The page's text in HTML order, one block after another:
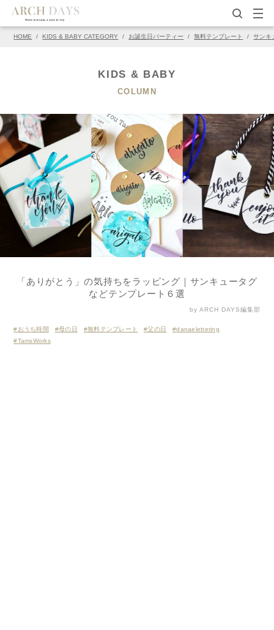
HOME / KIDS & BABY CATEGORY / お誕生日パーティー / 無料テンプレート / サンキ
KIDS & BABY
COLUMN
「ありがとう」の気持ちをラッピング｜サンキュータグ
などテンプレート６選
by ARCH DAYS編集部
おうち時間 母の日 無料テンプレート 父の日
danaelettering
TamsWorks
▽この写真の元ページ